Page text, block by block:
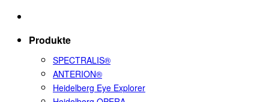
Produkte
SPECTRALIS®
ANTERION®
Heidelberg Eye Explorer